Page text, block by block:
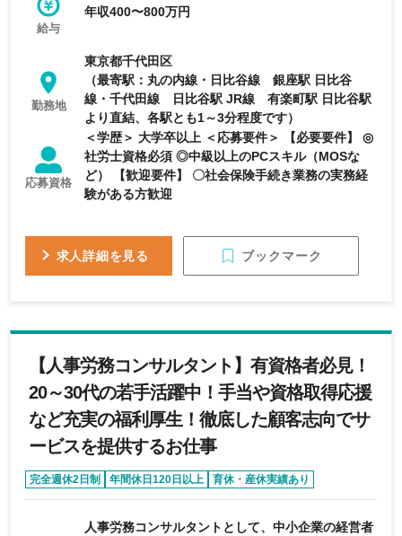
給与
年収400〜800万円
勤務地
東京都千代田区
（最寄駅：丸の内線・日比谷線 銀座駅 日比谷
線・千代田線 日比谷駅 JR線 有楽町駅 日比谷駅
より直結、各駅とも1～3分程度です）
応募資格
＜学歴＞ 大学卒以上 ＜応募要件＞ 【必要要件】 ◎
社労士資格必須 ◎中級以上のPCスキル（MOSな
ど） 【歓迎要件】 〇社会保険手続き業務の実務経
験がある方歓迎
求人詳細を見る ブックマーク
【人事労務コンサルタント】有資格者必見！
20～30代の若手活躍中！手当や資格取得応援
など充実の福利厚生！徹底した顧客志向でサ
ービスを提供するお仕事
完全週休2日制 年間休日120日以上
育休・産休実績あり
第二新卒歓迎
経験者優遇
人事労務コンサルタントとして、中小企業の経営者